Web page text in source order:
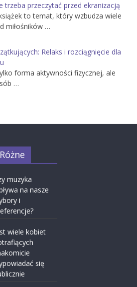
trzeba przeczytać przed ekranizacją
to temat, który wzbudza wiele
miłośników …
Relaks i rozciągnięcie dla
forma aktywności fizycznej, ale
…
Różne
muzyka
na nasze
i
wiele kobiet
się